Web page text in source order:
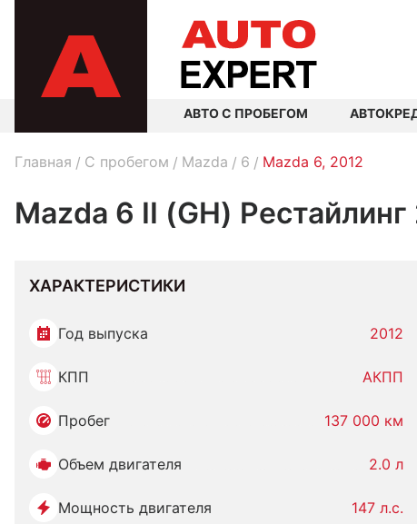
АВТО С ПРОБЕГОМ
Главная C пробегом Mazda 6 Mazda 6, 2012
Mazda 6 II (GH)
ХАРАКТЕРИСТИКИ
Год выпуска 2012
КПП АКПП
Пробег 137 000 км
Объем двигателя 2.0 л
Мощность двигателя 147 л.с.